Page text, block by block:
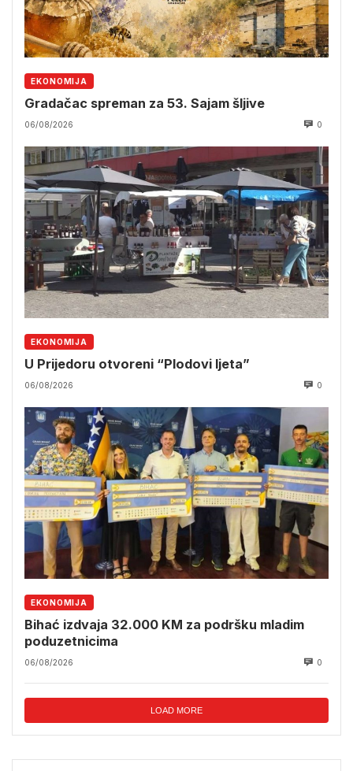
EKONOMIJA
Gradačac spreman za 53. Sajam šljive
06/08/2026 0
EKONOMIJA
U Prijedoru otvoreni “Plodovi ljeta”
06/08/2026 0
EKONOMIJA
Bihać izdvaja 32.000 KM za podršku mladim
poduzetnicima
06/08/2026 0
LOAD MORE